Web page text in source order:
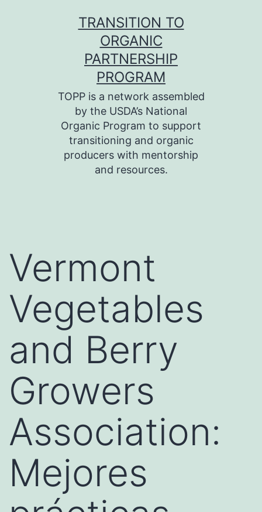
TRANSITION TO
ORGANIC
PARTNERSHIP
PROGRAM
TOPP is a network assembled
by the USDA’s National
Organic Program to support
transitioning and organic
producers with mentorship
and resources.
Vermont
Vegetables
and Berry
Growers
Association:
Mejores